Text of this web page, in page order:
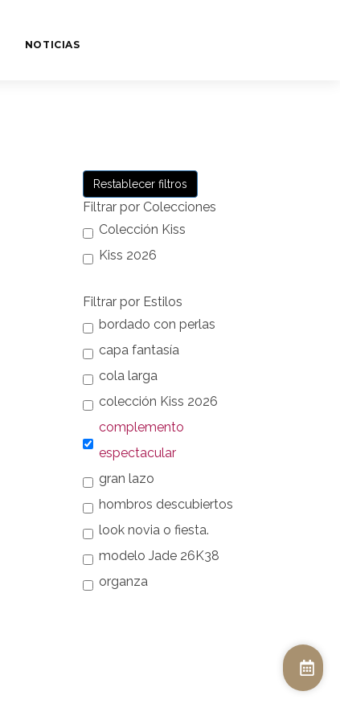
NOTICIAS
Restablecer filtros
Filtrar por Colecciones
Colección Kiss
Kiss 2026
Filtrar por Estilos
bordado con perlas
capa fantasía
cola larga
colección Kiss 2026
complemento
espectacular
gran lazo
hombros descubiertos
look novia o fiesta.
modelo Jade 26K38
organza